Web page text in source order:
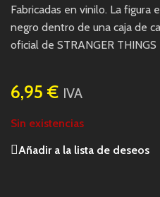
Fabricadas en vinilo. La figura
negro dentro de una caja de
oficial de STRANGER THINGS
6,95 € IVA
Sin existencias
Añadir a la lista de deseos